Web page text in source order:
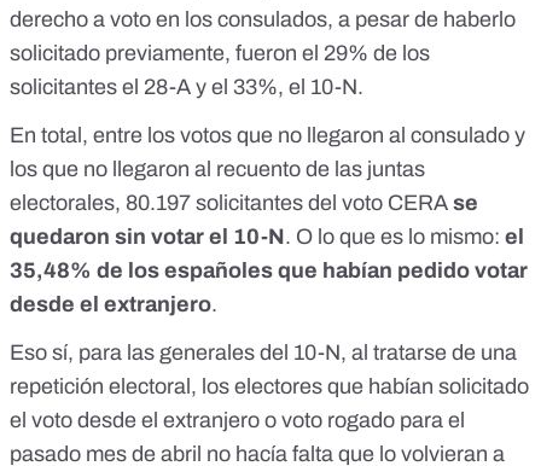
derecho a voto en los consulados, a pesar de haberlo
solicitado previamente, fueron el 29% de los
solicitantes el 28-A y el 33%, el 10-N.
En total, entre los votos que no llegaron al consulado y
los que no llegaron al recuento de las juntas
electorales, 80.197 solicitantes del voto CERA se
quedaron sin votar el 10-N. O lo que es lo mismo: el
35,48% de los españoles que habían pedido votar
desde el extranjero.
Eso sí, para las generales del 10-N, al tratarse de una
repetición electoral, los electores que habían solicitado
el voto desde el extranjero o voto rogado para el
pasado mes de abril no hacía falta que lo volvieran a